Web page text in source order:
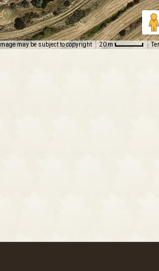
Image may be subject to copyright 20 m